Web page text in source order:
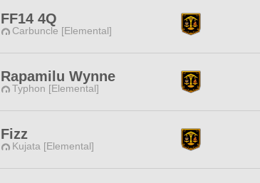
FF14 4Q
Carbuncle [Elemental]
Rapamilu Wynne
Typhon [Elemental]
Fizz
Kujata [Elemental]